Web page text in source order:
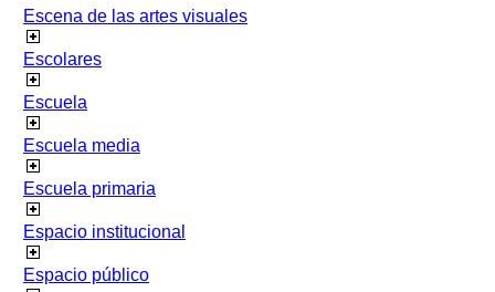
Escena de las artes visuales
Escolares
Escuela
Escuela media
Escuela primaria
Espacio institucional
Espacio público